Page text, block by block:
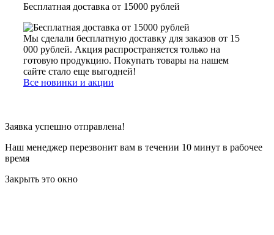
Бесплатная доставка от 15000 рублей
Мы сделали бесплатную доставку для заказов от 15
000 рублей. Акция распространяется только на
готовую продукцию. Покупать товары на нашем
сайте стало еще выгодней!
Все новинки и акции
Заявка успешно отправлена!
Наш менеджер перезвонит вам в течении 10 минут в рабочее
время
Закрыть это окно